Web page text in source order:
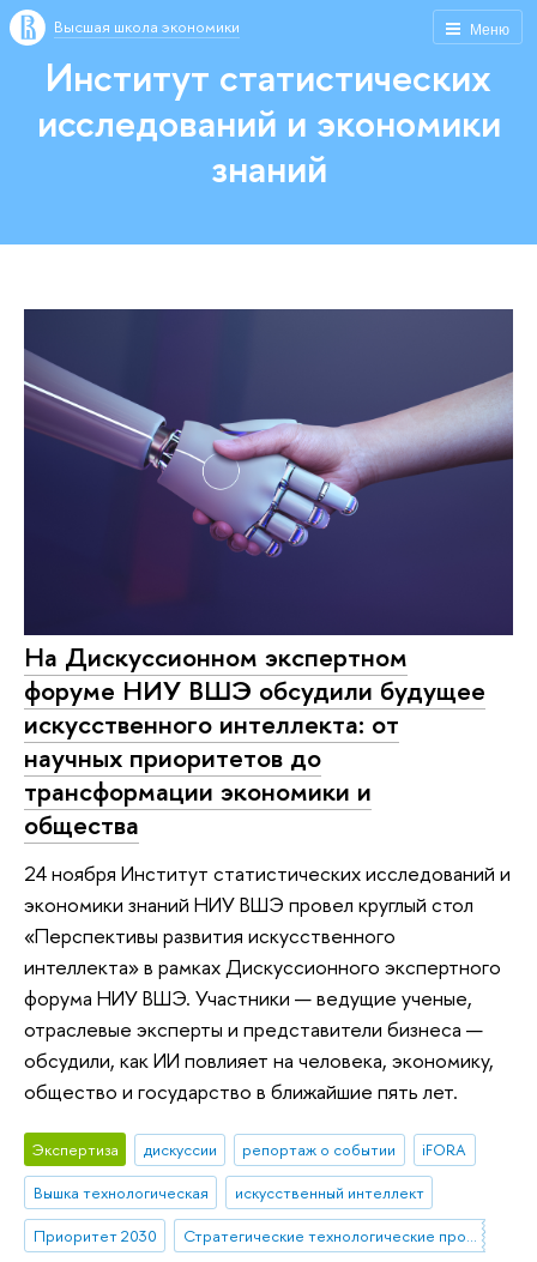
Меню
Высшая школа экономики
Институт статистических
исследований и экономики
знаний
На Дискуссионном экспертном
форуме НИУ ВШЭ обсудили будущее
искусственного интеллекта: от
научных приоритетов до
трансформации экономики и
общества
24 ноября Институт статистических исследований и
экономики знаний НИУ ВШЭ провел круглый стол
«Перспективы развития искусственного
интеллекта» в рамках Дискуссионного экспертного
форума НИУ ВШЭ. Участники — ведущие ученые,
отраслевые эксперты и представители бизнеса —
обсудили, как ИИ повлияет на человека, экономику,
общество и государство в ближайшие пять лет.
Экспертиза дискуссии репортаж о событии
iFORA
Вышка технологическая
искусственный интеллект
Приоритет 2030
Стратегические технологические проекты